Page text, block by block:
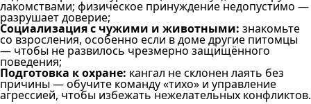
лакомствами; физическое принуждение недопустимо —
разрушает доверие;
Социализация с чужими и животными: знакомьте
со взросления, особенно если в доме другие питомцы
— чтобы не развилось чрезмерно защищённого
поведения;
Подготовка к охране: кангал не склонен лаять без
причины — обучите команду «тихо» и управление
агрессией, чтобы избежать нежелательных конфликтов.